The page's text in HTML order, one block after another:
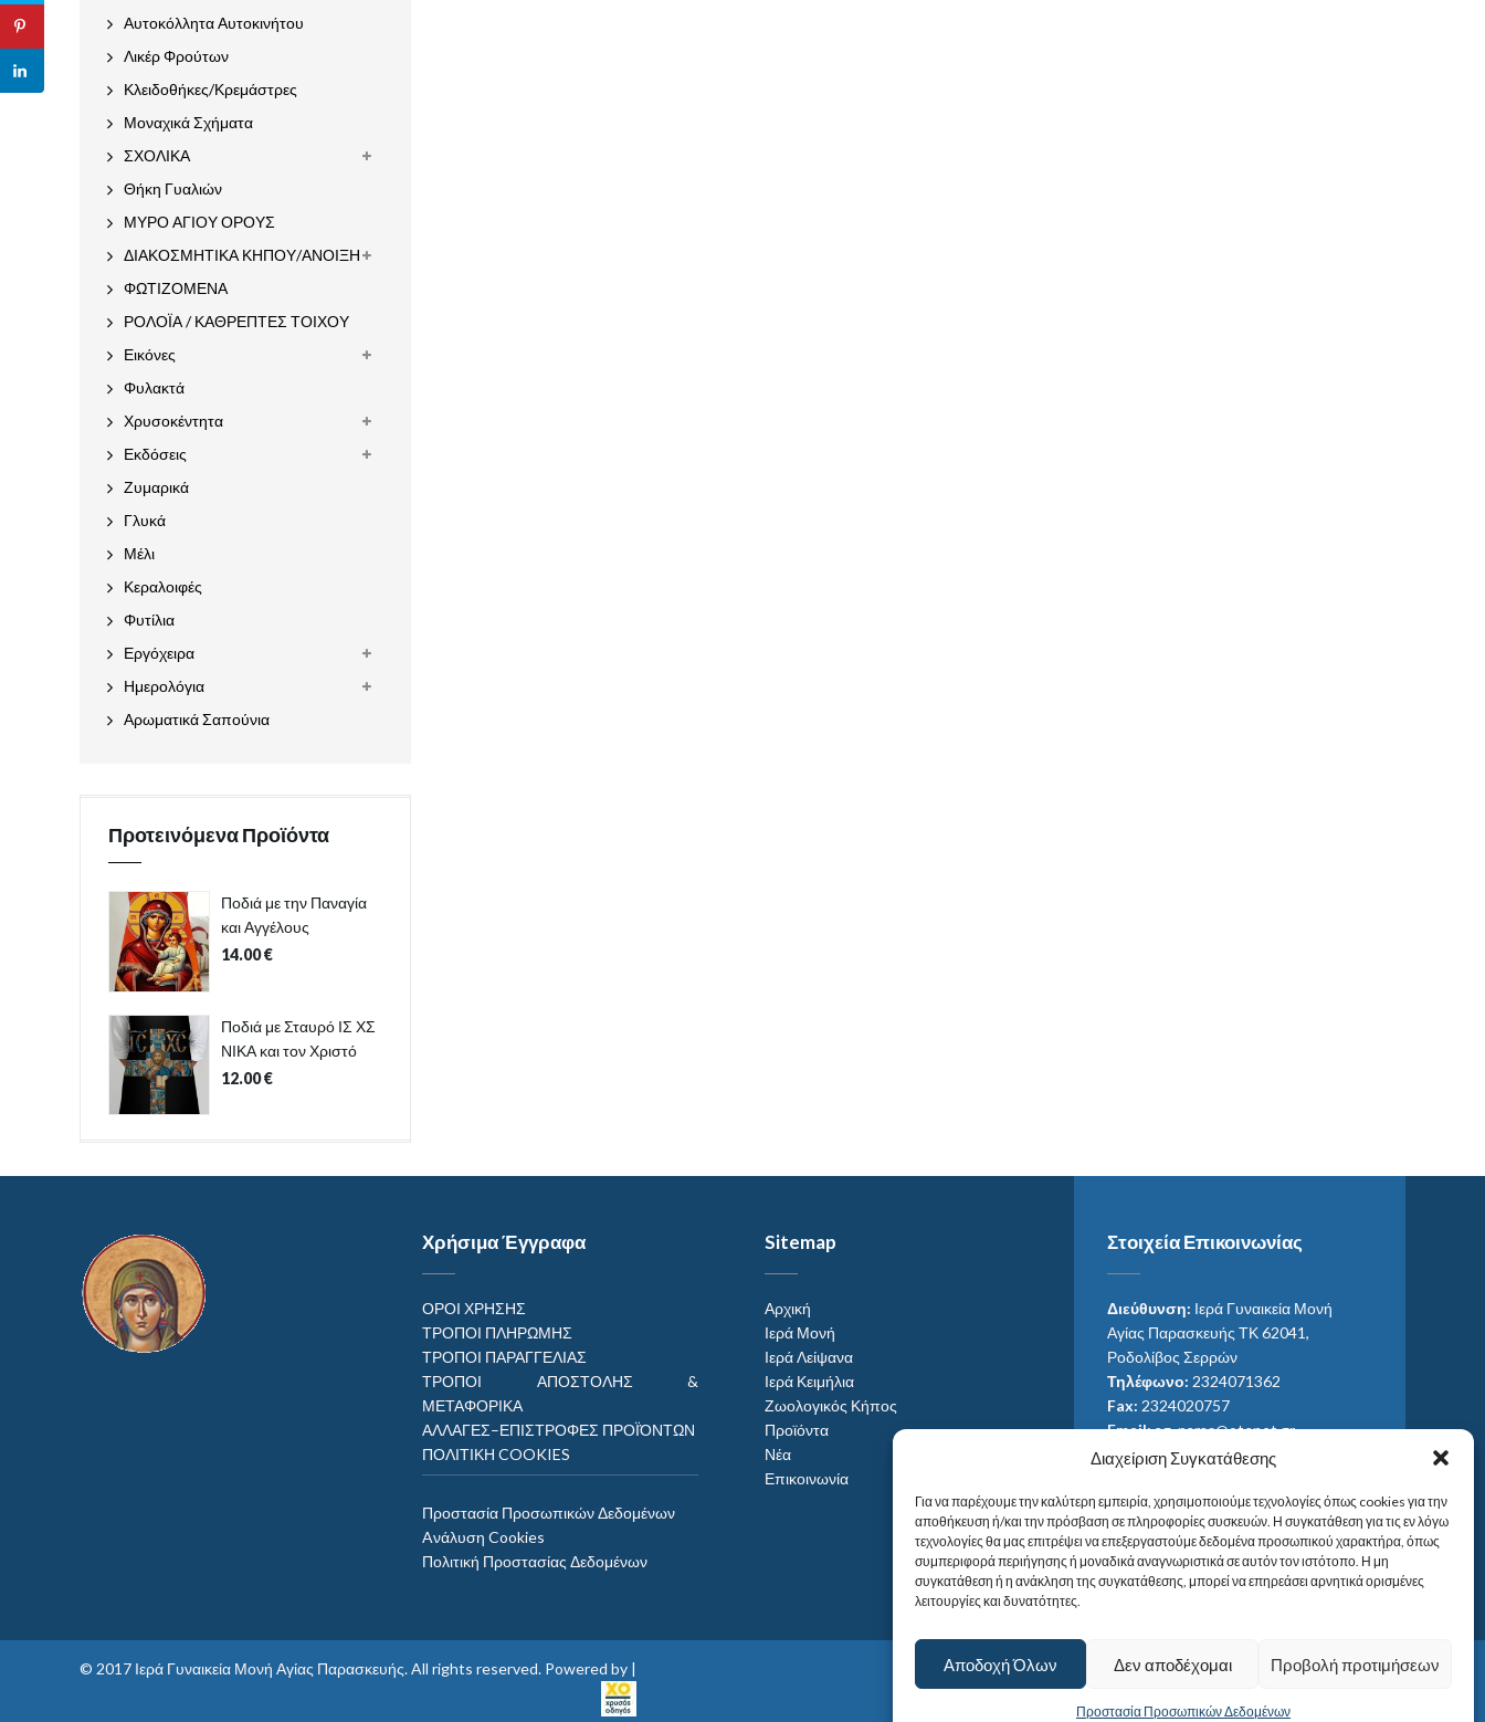
Διαχείριση Συγκατάθεσης
Για να παρέχουμε την καλύτερη εμπειρία, χρησιμοποιούμε τεχνολογίες όπως cookies για την
αποθήκευση ή/και την πρόσβαση σε πληροφορίες συσκευών. Η συγκατάθεση για τις εν λόγω
τεχνολογίες θα μας επιτρέψει να επεξεργαστούμε δεδομένα προσωπικού χαρακτήρα, όπως
συμπεριφορά περιήγησης ή μοναδικά αναγνωριστικά σε αυτόν τον ιστότοπο. Η μη
συγκατάθεση ή η ανάκληση της συγκατάθεσης, μπορεί να επηρεάσει αρνητικά ορισμένες
λειτουργίες και δυνατότητες.
Αποδοχή Όλων Δεν αποδέχομαι Προβολή προτιμήσεων
Προστασία Προσωπικών Δεδομένων
Αυτοκόλλητα Αυτοκινήτου
Λικέρ Φρούτων
Κλειδοθήκες/Κρεμάστρες
Μοναχικά Σχήματα
ΣΧΟΛΙΚΑ
Θήκη Γυαλιών
ΜΥΡΟ ΑΓΙΟΥ ΟΡΟΥΣ
ΔΙΑΚΟΣΜΗΤΙΚΑ ΚΗΠΟΥ/ΑΝΟΙΞΗ
ΦΩΤΙΖΟΜΕΝΑ
ΡΟΛΟΪΑ / ΚΑΘΡΕΠΤΕΣ ΤΟΙΧΟΥ
Εικόνες
Φυλακτά
Χρυσοκέντητα
Εκδόσεις
Ζυμαρικά
Γλυκά
Μέλι
Κεραλοιφές
Φυτίλια
Εργόχειρα
Ημερολόγια
Αρωματικά Σαπούνια
Προτεινόμενα Προϊόντα
Ποδιά με την Παναγία
και Αγγέλους
14.00€
Ποδιά με Σταυρό ΙΣ ΧΣ
ΝΙΚΑ και τον Χριστό
12.00€
Χρήσιμα Έγγραφα
ΟΡΟΙ ΧΡΗΣΗΣ
ΤΡΟΠΟΙ ΠΛΗΡΩΜΗΣ
ΤΡΟΠΟΙ ΠΑΡΑΓΓΕΛΙΑΣ
ΤΡΟΠΟΙ ΑΠΟΣΤΟΛΗΣ &
ΜΕΤΑΦΟΡΙΚΑ
ΑΛΛΑΓΕΣ–ΕΠΙΣΤΡΟΦΕΣ ΠΡΟΪΌΝΤΩΝ
ΠΟΛΙΤΙΚΗ COOKIES
Προστασία Προσωπικών Δεδομένων
Aνάλυση Cookies
Πολιτική Προστασίας Δεδομένων
Sitemap
Αρχική
Ιερά Μονή
Ιερά Λείψανα
Ιερά Κειμήλια
Ζωολογικός Κήπος
Προϊόντα
Νέα
Επικοινωνία
Στοιχεία Επικοινωνίας
Διεύθυνση: Ιερά Γυναικεία Μονή
Αγίας Παρασκευής ΤΚ 62041,
Ροδολίβος Σερρών
Τηλέφωνο: 2324071362
Fax: 2324020757
Email:ag_paras@otenet.gr
Email:info@im-agparaskevis.gr
Από ανατολή έως και δύση του ηλίου.
© 2017 Ιερά Γυναικεία Μονή Αγίας Παρασκευής. All rights reserved. Powered by |